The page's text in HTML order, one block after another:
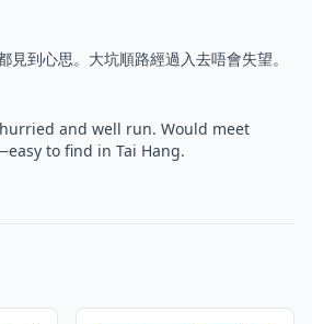
見到心思。大坑順路經過入去唔會失望。
and well run. Would meet
to find in Tai Hang.